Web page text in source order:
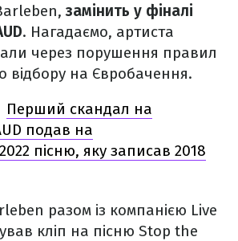
замінить у фіналі
. Нагадаємо, артиста
через порушення правил
відбору на Євробачення.
Перший скандал на
подав на
пісню, яку записав 2018
разом із компанією Live
кліп на пісню Stop the